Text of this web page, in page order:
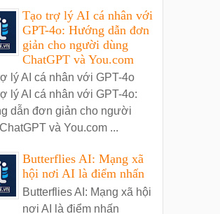
Tạo trợ lý AI cá nhân với
GPT-4o: Hướng dẫn đơn
giản cho người dùng
ChatGPT và You.com
lý AI cá nhân với GPT-4o
lý AI cá nhân với GPT-4o:
dẫn đơn giản cho người
và You.com ...
Butterflies AI: Mạng xã
hội nơi AI là điểm nhấn
Butterflies AI: Mạng xã hội
nơi AI là điểm nhấn